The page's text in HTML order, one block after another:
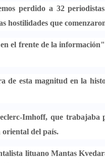
perdido a 32 periodistas
hostilidades que
el frente de la información
de esta magnitud en la
Imhoff, que trabajaba
del país.
lituano Mantas